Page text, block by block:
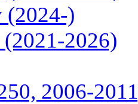
(2024-)
2026)
2006-